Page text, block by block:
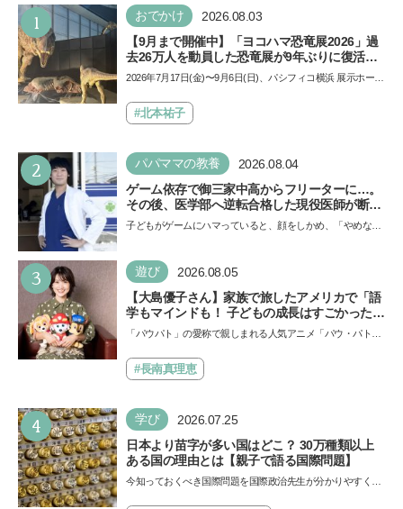
1 おでかけ 2026.08.03
【9月まで開催中】「ヨコハマ恐竜展2026」過
去26万人を動員した恐竜展が9年ぶりに復活！
夏休みのおでかけで楽しむポイントを完全ガイ
2026年7月17日(金)〜9月6日(日)、パシフィコ横浜 展示ホール
催…#北本祐子
2 パパママの教養 2026.08.04
ゲーム依存で御三家中高からフリーターに…。
その後、医学部へ逆転合格した現役医師が断言
「ゲームの経験が受験勉強に役立った」そう考
子どもがゲームにハマっていると、顔をしかめ、「やめなさ
い…
3 遊び 2026.08.05
【大島優子さん】家族で旅したアメリカで「語
学もマインドも！ 子どもの成長はすごかった」
声優をつとめた映画『パウ・パトロール ザ・ダ
できると子どもに知ってほしい
「パウパト」の愛称で親しまれる人気アニメ「パウ・パトロ
ザ…#長南真理恵
4 学び 2026.07.25
日本より苗字が多い国はどこ？ 30万種類以上
ある国の理由とは【親子で語る国際問題】
今知っておくべき国際問題を国際政治先生が分かりやすく解